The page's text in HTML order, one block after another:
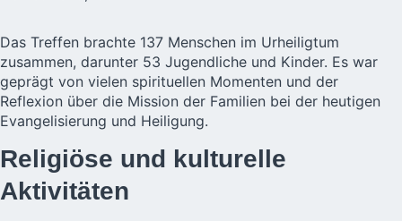
Das Treffen brachte 137 Menschen im Urheiligtum
zusammen, darunter 53 Jugendliche und Kinder. Es war
geprägt von vielen spirituellen Momenten und der
Reflexion über die Mission der Familien bei der heutigen
Evangelisierung und Heiligung.
Religiöse und kulturelle
Aktivitäten